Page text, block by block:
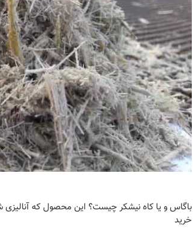
باگاس و یا کاه نیشکر چیست؟ این محصول که آنالیزی
خرید